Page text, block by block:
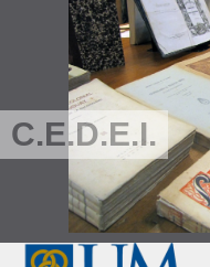
C.E.D.E.I.